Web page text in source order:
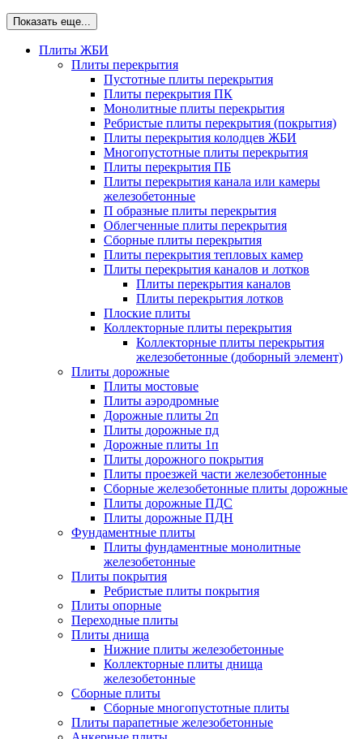
Показать еще...
Плиты ЖБИ
Плиты перекрытия
Пустотные плиты перекрытия
Плиты перекрытия ПК
Монолитные плиты перекрытия
Ребристые плиты перекрытия (покрытия)
Плиты перекрытия колодцев ЖБИ
Многопустотные плиты перекрытия
Плиты перекрытия ПБ
Плиты перекрытия канала или камеры
железобетонные
П образные плиты перекрытия
Облегченные плиты перекрытия
Сборные плиты перекрытия
Плиты перекрытия тепловых камер
Плиты перекрытия каналов и лотков
Плиты перекрытия каналов
Плиты перекрытия лотков
Плоские плиты
Коллекторные плиты перекрытия
Коллекторные плиты перекрытия
железобетонные (доборный элемент)
Плиты дорожные
Плиты мостовые
Плиты аэродромные
Дорожные плиты 2п
Плиты дорожные пд
Дорожные плиты 1п
Плиты дорожного покрытия
Плиты проезжей части железобетонные
Сборные железобетонные плиты дорожные
Плиты дорожные ПДС
Плиты дорожные ПДН
Фундаментные плиты
Плиты фундаментные монолитные
железобетонные
Плиты покрытия
Ребристые плиты покрытия
Плиты опорные
Переходные плиты
Плиты днища
Нижние плиты железобетонные
Коллекторные плиты днища
железобетонные
Сборные плиты
Сборные многопустотные плиты
Плиты парапетные железобетонные